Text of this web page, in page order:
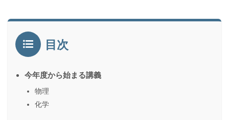
目次
今年度から始まる講義
物理
化学